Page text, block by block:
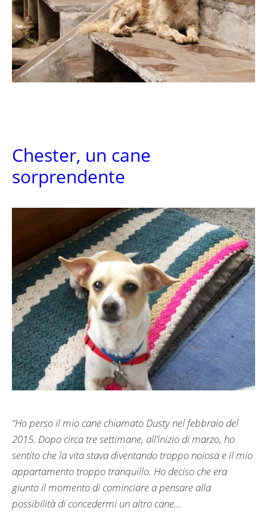
Chester, un cane
sorprendente
“Ho perso il mio cane chiamato Dusty nel febbraio del
2015. Dopo circa tre settimane, all’inizio di marzo, ho
sentito che la vita stava diventando troppo noiosa e il mio
appartamento troppo tranquillo. Ho deciso che era
giunto il momento di cominciare a pensare alla
possibilità di concedermi un altro cane…